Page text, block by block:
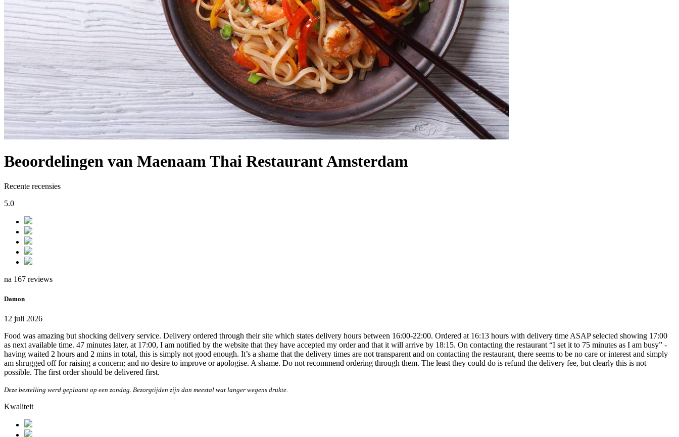
Beoordelingen van Maenaam Thai Restaurant Amsterdam
Recente recensies
5.0
na 167 reviews
Damon
12 juli 2026
Food was amazing but shocking delivery service. Delivery ordered through their site which states delivery hours between 16:00-22:00. Ordered at 16:13 hours with delivery time ASAP selected showing 17:00
as next available time. 47 minutes later, at 17:00, I am notified by the website that they have accepted my order and that it will arrive by 18:15. On contacting the restaurant “I set it to 75 minutes as I am busy” -
having waited 2 hours and 2 mins in total, this is simply not good enough. It’s a shame that the delivery times are not transparent and on contacting the restaurant, there seems to be no care or interest and simply
am shrugged off for raising a concern; and no desire to improve or apologise. A shame. Do not recommend ordering through them. The least they could do is refund the delivery fee, but clearly this is not
possible. The first order should be delivered first.
Deze bestelling werd geplaatst op een zondag. Bezorgtijden zijn dan meestal wat langer wegens drukte.
Kwaliteit